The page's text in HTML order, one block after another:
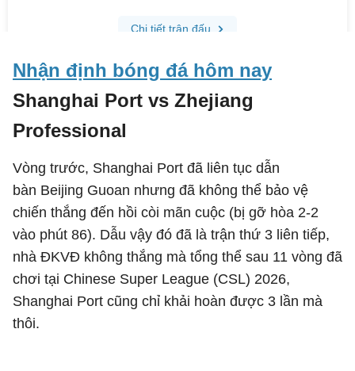
Nhận định bóng đá hôm nay
Shanghai Port vs Zhejiang
Professional
Vòng trước, Shanghai Port đã liên tục dẫn
bàn Beijing Guoan nhưng đã không thể bảo vệ
chiến thắng đến hồi còi mãn cuộc (bị gỡ hòa 2-2
vào phút 86). Dẫu vậy đó đã là trận thứ 3 liên tiếp,
nhà ĐKVĐ không thắng mà tổng thể sau 11 vòng đã
chơi tại Chinese Super League (CSL) 2026,
Shanghai Port cũng chỉ khải hoàn được 3 lần mà
thôi.